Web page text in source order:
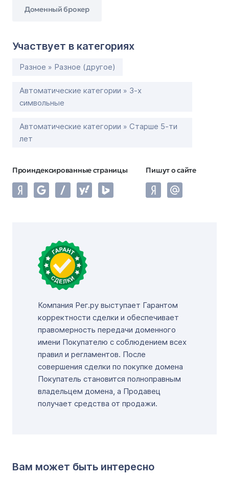
Доменный брокер
Участвует в категориях
Разное » Разное (другое)
Автоматические категории » 3-х
символьные
Автоматические категории » Старше 5-ти
лет
Проиндексированные страницы Пишут о сайте
Компания Рег.ру выступает Гарантом
корректности сделки и обеспечивает
правомерность передачи доменного
имени Покупателю с соблюдением всех
правил и регламентов. После
совершения сделки по покупке домена
Покупатель становится полноправным
владельцем домена, а Продавец
получает средства от продажи.
Вам может быть интересно